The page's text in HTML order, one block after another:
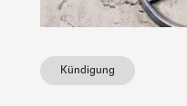
Kündigung